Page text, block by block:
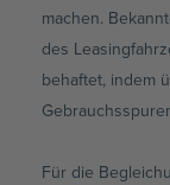
machen.
des
behaftet, indem
Für die